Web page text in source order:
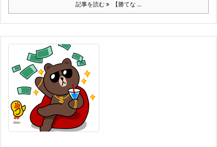
記事を読む 【勝てな ...